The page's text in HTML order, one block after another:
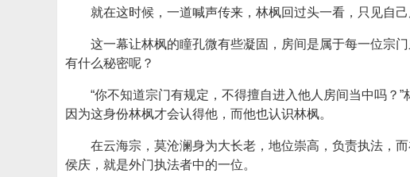
就在这时候，一道喊声传来，林枫回过头一看，只见自
这一幕让林枫的瞳孔微有些凝固，房间是属于每一位宗
有什么秘密呢？
“你不知道宗门有规定，不得擅自进入他人房间当中吗
因为这身份林枫才会认得他，而他也认识林枫。
在云海宗，莫沧澜身为大长老，地位崇高，负责执法，
侯庆，就是外门执法者中的一位。